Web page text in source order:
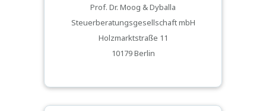
Prof. Dr. Moog & Dyballa
Steuerberatungsgesellschaft mbH
Holzmarktstraße 11
10179 Berlin